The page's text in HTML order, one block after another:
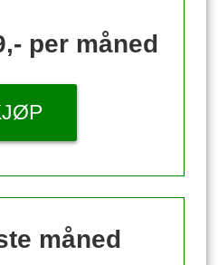
per måned
måned